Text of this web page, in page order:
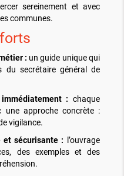
sereinement et avec
communes.
: un guide unique qui
du secrétaire général de
: chaque
une approche concrète :
vigilance.
et sécurisante : l’ouvrage
des exemples et des